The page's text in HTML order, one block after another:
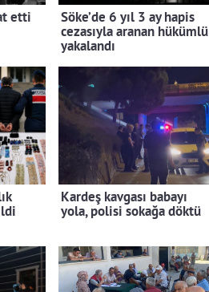
etti
Söke’de 6 yıl 3 ay hapis
cezasıyla aranan hükümlü
yakalandı
Kardeş kavgası babayı
yola, polisi sokağa döktü